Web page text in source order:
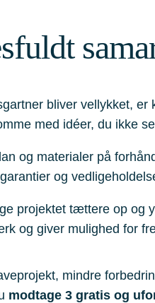
bliver vellykket,
med idéer, du ikke
og materialer på
og
projektet tættere op og
og giver mulighed for
mindre
modtage 3 gratis og